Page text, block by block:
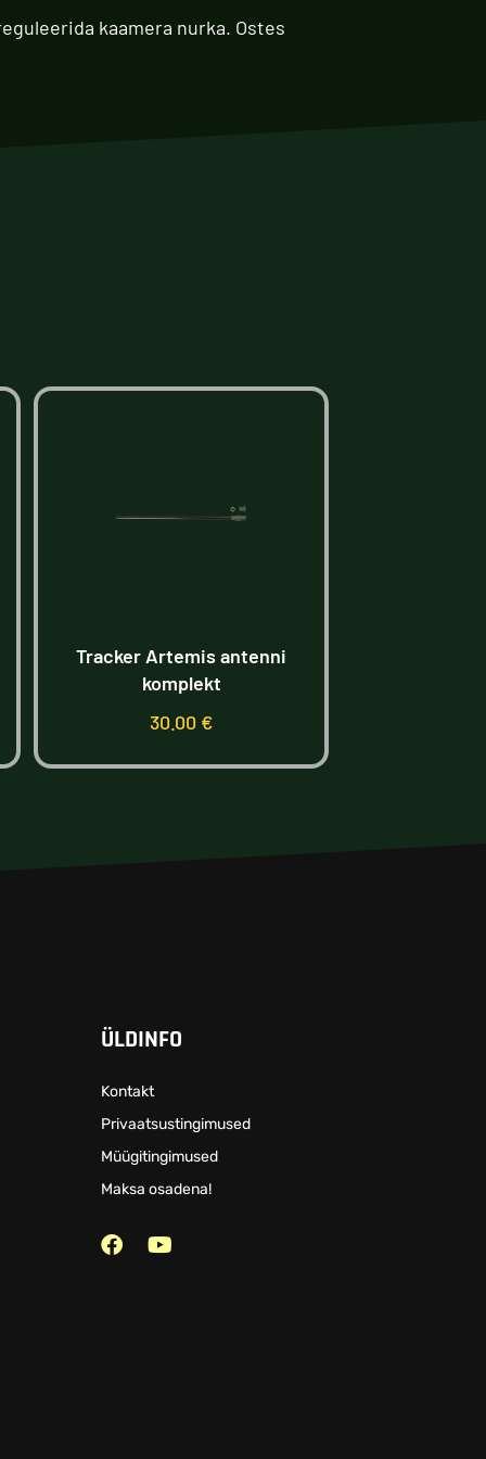
kaamera nurka. Ostes
Tracker Artemis antenni
komplekt
30.00 €
ÜLDINFO
Kontakt
Privaatsustingimused
Müügitingimused
Maksa osadena!